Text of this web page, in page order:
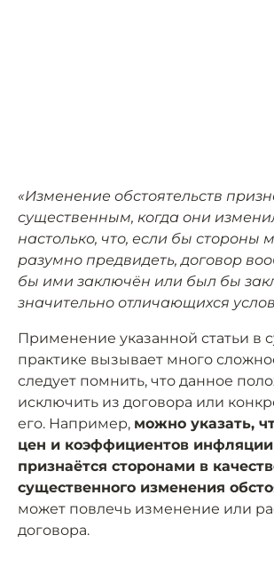
«Изменение обстоятельств
существенным, когда они
настолько, что, если бы стороны
разумно предвидеть, договор
бы ими заключён или был бы
значительно отличающихся
Применение указанной статьи в
практике вызывает много
следует помнить, что данное
исключить из договора или
его. Например, можно указать,
цен и коэффициентов
признаётся сторонами в
существенного изменения
может повлечь изменение или
договора.